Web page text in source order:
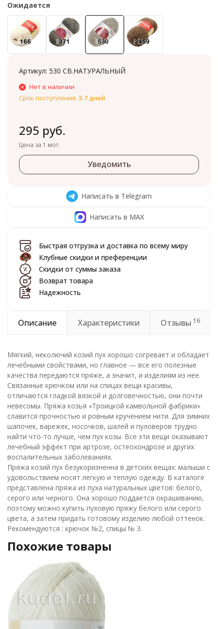
Ожидается
Артикул: 530 СВ.НАТУРАЛЬНЫЙ
Нет в наличии
Срок поступления: 3-7 дней
295 руб.
Цена за 1 мот.
Уведомить
Написать в Telegram
Написать в MAX
Быстрая отгрузка и доставка по всему миру
Клубные скидки и преференции
Скидки от суммы заказа
Возврат товара
Надежность
Описание Характеристики Отзывы 16
Мягкий, неколючий козий пух хорошо согревает и обладает
лечебными свойствами, но главное — все его полезные
качества передаются пряже, а значит, и изделиям из нее.
Связанные крючком или на спицах вещи красивы,
отличаются гладкой вязкой и долговечностью, они почти
невесомы. Пряжа козья «Троицкой камвольной фабрики»
славится прочностью и ровным кручением нити. Для зимних
шапочек, варежек, носочков, шалей и пуловеров трудно
найти что-то лучше, чем пух козы. Все эти вещи оказывают
лечебный эффект при артрозе, остеохондрозе и других
воспалительных заболеваниях.
Пряжа козий пух безукоризненна в детских вещах: малыши с
удовольствием носят легкую и теплую одежду. В каталоге
представлена пряжа из пуха натуральных цветов: белого,
серого или черного. Она хорошо поддается окрашиванию,
поэтому можно купить пуховую пряжу белого или серого
цвета, а затем придать готовому изделию любой оттенок.
Рекомендуются : крючок №2, спицы № 3.
Похожие товары